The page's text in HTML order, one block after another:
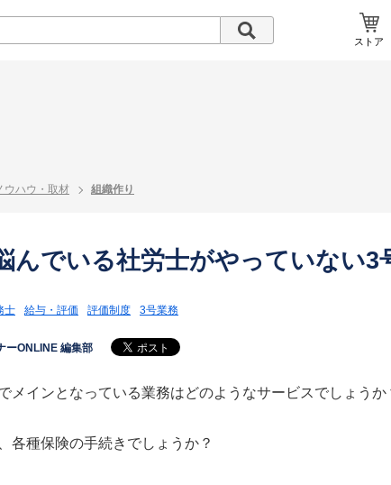
ストア
ウハウ・取材 組織作り
んでいる社労士がやっていない3
士 給与・評価 評価制度 3号業務
ーONLINE 編集部
メインとなっている業務はどのようなサービスでしょうか
各種保険の手続きでしょうか？